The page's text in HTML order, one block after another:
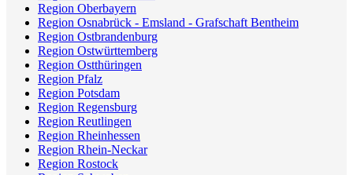
Region Oberbayern
Region Osnabrück - Emsland - Grafschaft Bentheim
Region Ostbrandenburg
Region Ostwürttemberg
Region Ostthüringen
Region Pfalz
Region Potsdam
Region Regensburg
Region Reutlingen
Region Rheinhessen
Region Rhein-Neckar
Region Rostock